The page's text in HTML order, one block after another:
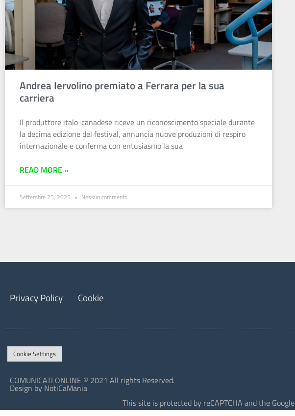
Andrea Iervolino premiato a Ferrara per la sua
carriera
Il produttore italo-canadese riceve un riconoscimento speciale durante
la decima edizione del festival, annuncia nuove produzioni di respiro
internazionale e conferma con entusiasmo la sua
READ MORE »
Settembre 25, 2025 Nessun commento
Privacy Policy Cookie
Cookie Settings
COMUNICATI ONLINE © 2021 All rights Reserved.
Design by NotiCaMania
This site is protected by reCAPTCHA and the Google